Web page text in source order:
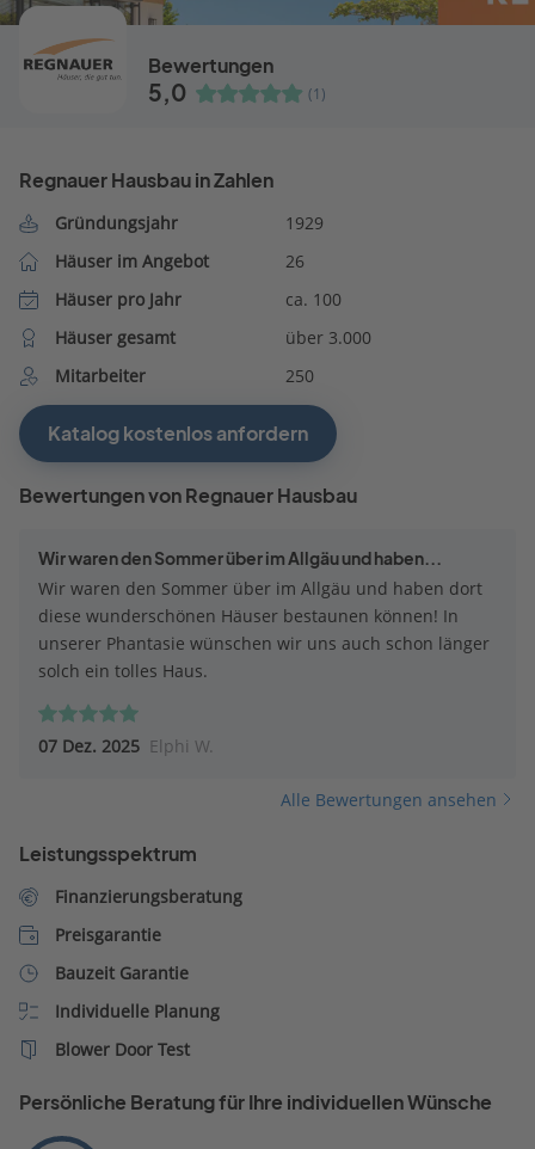
Bewertungen
5,0 (1)
Regnauer Hausbau in Zahlen
Gründungsjahr
1929
Häuser im Angebot
26
Häuser pro Jahr
ca. 100
Häuser gesamt
über 3.000
Mitarbeiter
250
Katalog kostenlos anfordern
Bewertungen von Regnauer Hausbau
Wir waren den Sommer über im Allgäu und haben...
Wir waren den Sommer über im Allgäu und haben dort
diese wunderschönen Häuser bestaunen können! In
unserer Phantasie wünschen wir uns auch schon länger
solch ein tolles Haus.
07 Dez. 2025 Elphi W.
Alle Bewertungen ansehen
Leistungsspektrum
Finanzierungsberatung
Preisgarantie
Bauzeit Garantie
Individuelle Planung
Blower Door Test
Persönliche Beratung für Ihre individuellen Wünsche